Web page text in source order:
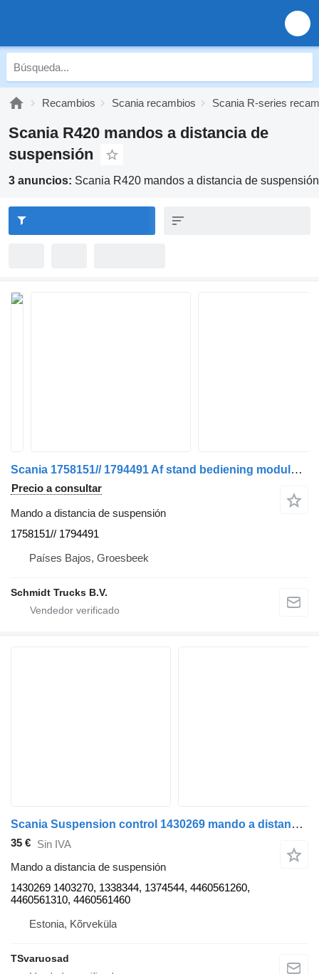
Recambios Scania recambios Scania R-series
Scania R420 mandos a distancia de
suspensión
3 anuncios: Scania R420 mandos a distancia de suspensión
Scania 1758151// 1794491 Af stand bediening module R 420 mando a distancia de suspensión para camión
Precio a consultar
Mando a distancia de suspensión
1758151// 1794491
Países Bajos, Groesbeek
Schmidt Trucks B.V.
Scania Suspension control 1430269 mando a distancia de suspensión para Scania R420 cabeza tractora
35 € Sin IVA
Mando a distancia de suspensión
1430269 1403270, 1338344, 1374544, 4460561260,
4460561310, 4460561460
Estonia, Kõrveküla
TSvaruosad